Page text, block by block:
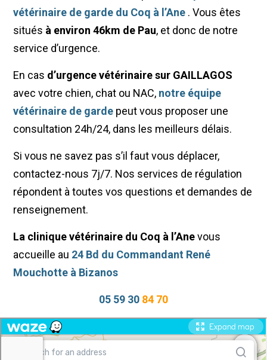
vétérinaire de garde du Coq à l’Ane . Vous êtes
situés à environ 46km de Pau, et donc de notre
service d’urgence.
En cas d’urgence vétérinaire sur GAILLAGOS
avec votre chien, chat ou NAC, notre équipe
vétérinaire de garde peut vous proposer une
consultation 24h/24, dans les meilleurs délais.
Si vous ne savez pas s’il faut vous déplacer,
contactez-nous 7j/7. Nos services de régulation
répondent à toutes vos questions et demandes de
renseignement.
La clinique vétérinaire du Coq à l’Anevous
accueille au 24 Bd du Commandant René
Mouchotte à Bizanos
05 59 30 84 70